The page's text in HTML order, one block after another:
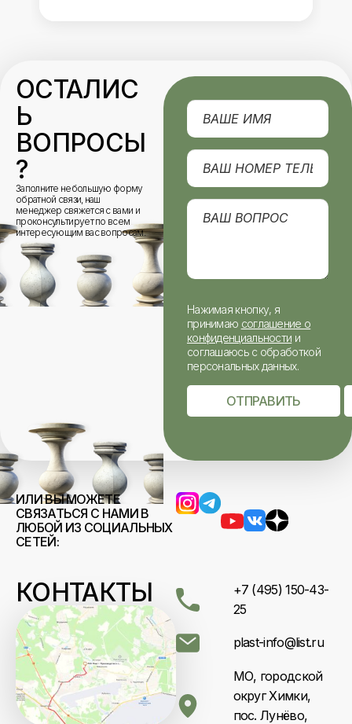
ОСТАЛИС
Ь
ВОПРОСЫ
?
Заполните небольшую форму
обратной связи, наш
менеджер свяжется с вами и
проконсультирует по всем
интересующим вас вопросам.
Нажимая кнопку, я
принимаю соглашение о
конфиденциальности и
соглашаюсь с обработкой
персональных данных.
ОТПРАВИТЬ
ИЛИ ВЫ МОЖЕТЕ
СВЯЗАТЬСЯ С НАМИ В
ЛЮБОЙ ИЗ СОЦИАЛЬНЫХ
СЕТЕЙ:
КОНТАКТЫ
+7 (495) 150-43-
25
plast-info@list.ru
МО, городской
округ Химки,
пос. Лунёво,